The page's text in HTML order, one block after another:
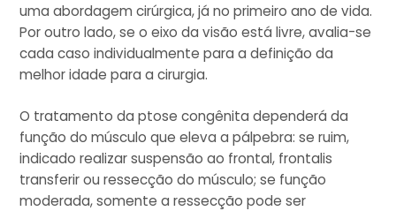
uma abordagem cirúrgica, já no primeiro ano de vida.
Por outro lado, se o eixo da visão está livre, avalia-se
cada caso individualmente para a definição da
melhor idade para a cirurgia.
O tratamento da ptose congênita dependerá da
função do músculo que eleva a pálpebra: se ruim,
indicado realizar suspensão ao frontal, frontalis
transferir ou ressecção do músculo; se função
moderada, somente a ressecção pode ser